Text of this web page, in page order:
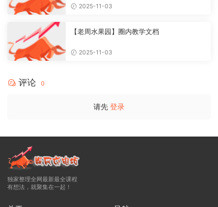
2025-11-03
【老周水果园】圈内教学文档
2025-11-03
评论 0
请先 登录
独家整理全网最新最全课程
有想法，就聚集在一起！